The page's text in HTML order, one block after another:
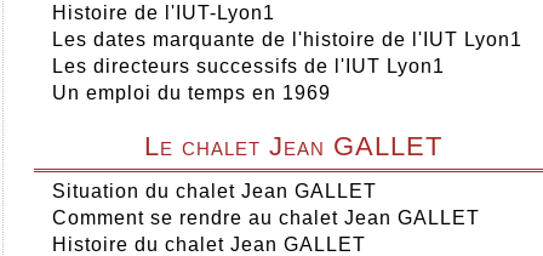
Histoire de l'IUT-Lyon1
Les dates marquante de l'histoire de l'IUT Lyon1
Les directeurs successifs de l'IUT Lyon1
Un emploi du temps en 1969
Le chalet Jean GALLET
Situation du chalet Jean GALLET
Comment se rendre au chalet Jean GALLET
Histoire du chalet Jean GALLET